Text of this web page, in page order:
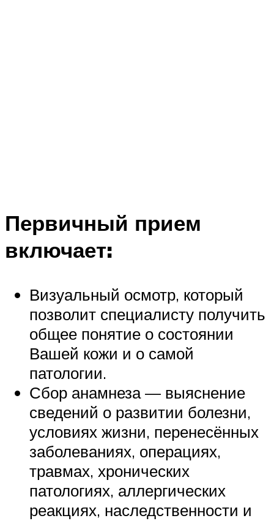
Первичный прием
включает:
Визуальный осмотр, который
позволит специалисту получить
общее понятие о состоянии
Вашей кожи и о самой
патологии.
Сбор анамнеза — выяснение
сведений о развитии болезни,
условиях жизни, перенесённых
заболеваниях, операциях,
травмах, хронических
патологиях, аллергических
реакциях, наследственности и